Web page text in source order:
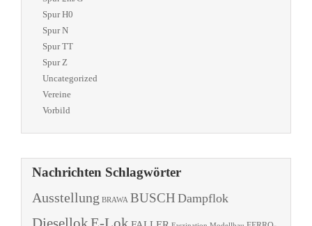
Spur H0
Spur N
Spur TT
Spur Z
Uncategorized
Vereine
Vorbild
Nachrichten Schlagwörter
Ausstellung BRAWA BUSCH Dampflok